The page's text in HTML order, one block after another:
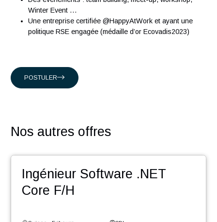
Conseil en organisation et transformation
Ingénierie Industrielle
Management des systèmes d'Information
Un accompagnement humain et un suivi de l’évolution
votre carrière
Winter Event …
politique RSE engagée (médaille d’or Ecovadis2023)